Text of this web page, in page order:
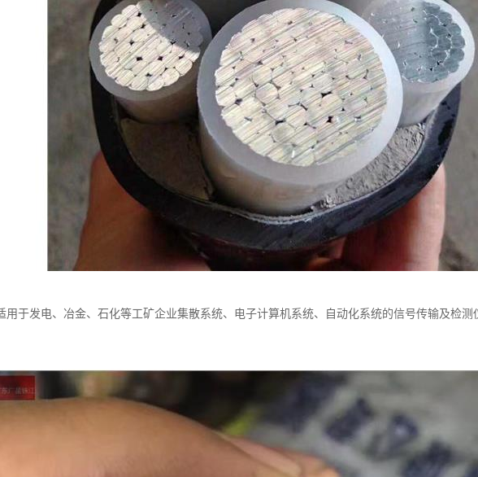
用于发电、冶金、石化等工矿企业集散系统、电子计算机系统、自动化系统的信号传输及检测